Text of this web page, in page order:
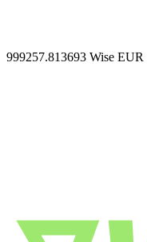
999257.813693 Wise EUR